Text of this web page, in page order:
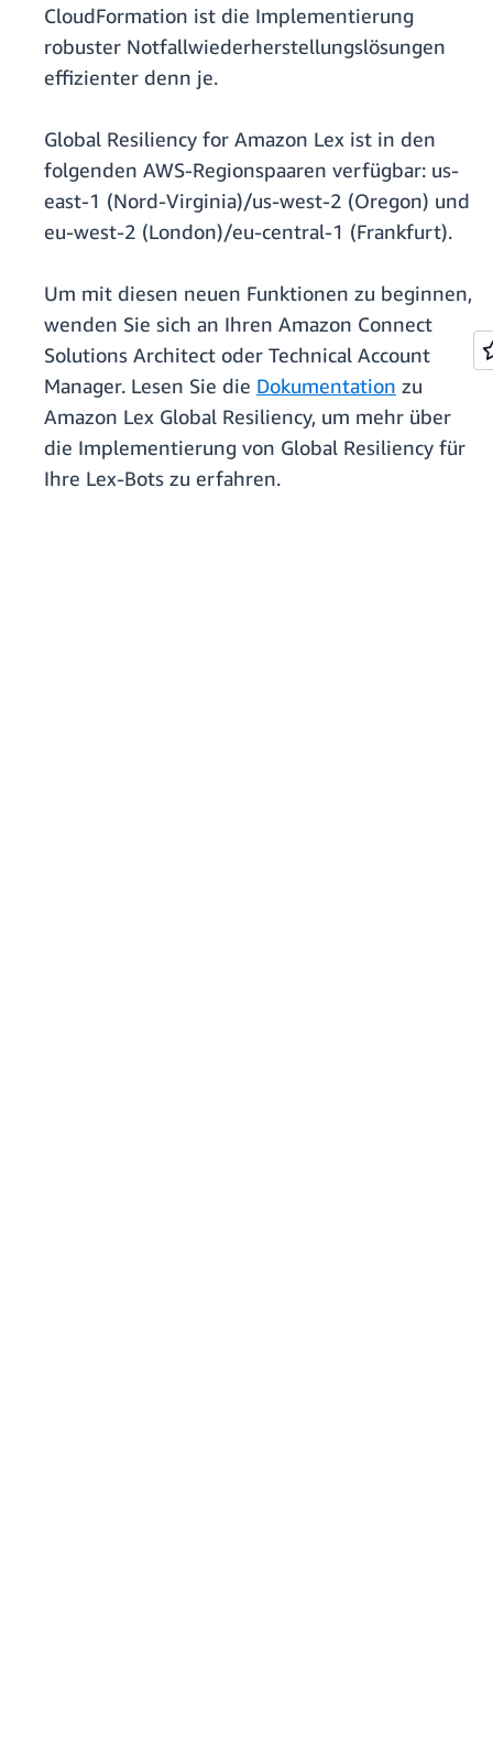
CloudFormation ist die Implementierung
robuster Notfallwiederherstellungslösungen
effizienter denn je.
Global Resiliency for Amazon Lex ist in den
folgenden AWS-Regionspaaren verfügbar: us-
east-1 (Nord-Virginia)/us-west-2 (Oregon) und
eu-west-2 (London)/eu-central-1 (Frankfurt).
Um mit diesen neuen Funktionen zu beginnen,
wenden Sie sich an Ihren Amazon Connect
Solutions Architect oder Technical Account
Manager. Lesen Sie die Dokumentation zu
Amazon Lex Global Resiliency, um mehr über
die Implementierung von Global Resiliency für
Ihre Lex-Bots zu erfahren.